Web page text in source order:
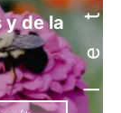
y de la